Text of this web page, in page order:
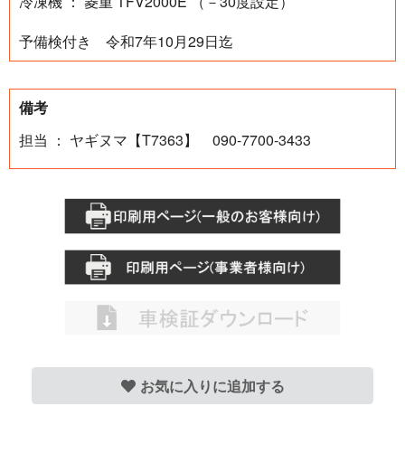
予備検付き 令和7年10月29日迄
備考
担当 ： ヤギヌマ【T7363】 090-7700-3433
お気に入りに追加する